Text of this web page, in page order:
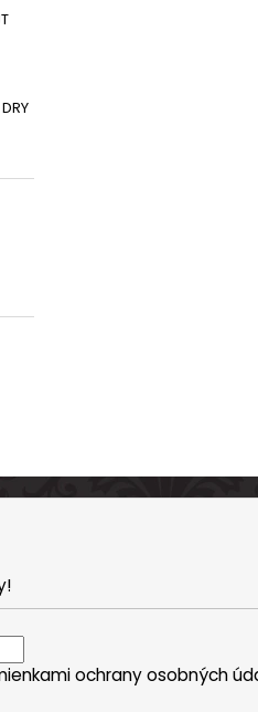
ochrany osobných